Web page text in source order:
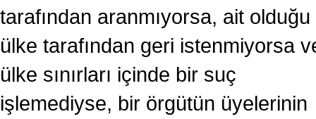
tarafından aranmıyorsa, ait olduğu
ülke tarafından geri istenmiyorsa
ülke sınırları içinde bir suç
işlemediyse, bir örgütün üyelerinin